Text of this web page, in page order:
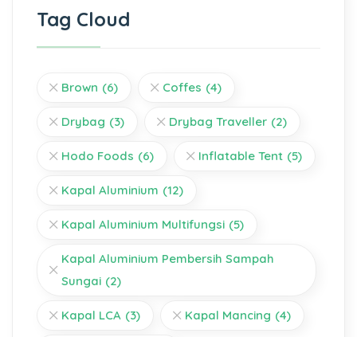
Tag Cloud
Brown (6) Coffes (4)
Drybag (3) Drybag Traveller (2)
Hodo Foods (6) Inflatable Tent (5)
Kapal Aluminium (12)
Kapal Aluminium Multifungsi (5)
Kapal Aluminium Pembersih Sampah
Sungai (2)
Kapal LCA (3) Kapal Mancing (4)